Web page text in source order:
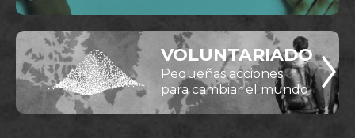
VOLUNTARIADO
Pequeñas acciones
para cambiar el mundo